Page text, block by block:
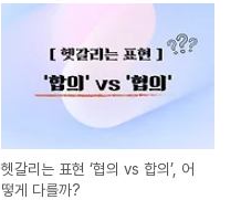
헷갈리는 표현 ‘협의 vs 합의’, 어
떻게 다를까?